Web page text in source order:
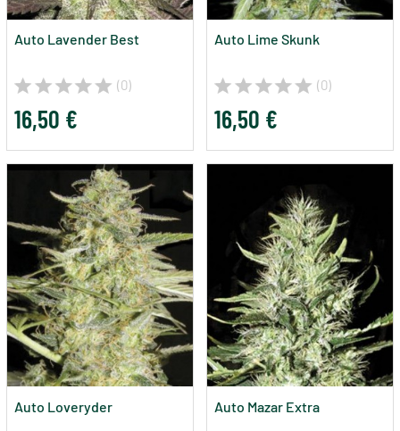
Auto Lavender Best
(0)
16,50 €
Auto Lime Skunk
(0)
16,50 €
Auto Loveryder Auto Mazar Extra